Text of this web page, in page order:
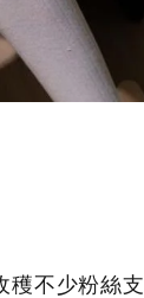
穫不少粉絲支